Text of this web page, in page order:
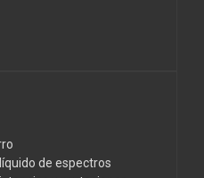
de espectros